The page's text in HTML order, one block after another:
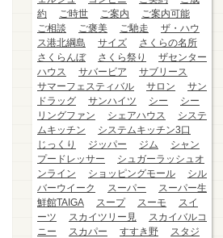
約
ご時世 ご案内
ご案内可能
ご相談
ご褒美 ご馳走
ザ・ハウ
ス港北綱島
サイズ
さくらの名所
さくらんぼ
さくら祭り
ザセンター
ハウス
サバービア
サブリース
サマーフェスティバル
サロン
サン
ドラッグ
サンハイツ シー
シー
リングファン
シェアハウス
システ
ムキッチン
システムキッチン3口
じっくり
ジッパー ジム
シャン
プードレッサー
シュガーラッシュオ
ンライン
ショッピングモール
シル
バーウイーク
スーパー
スーパー生
鮮館TAIGA
スープ スーモ
スイ
ーツ
スカイツリー見
スカイバルコ
ニー
スカパー すすき野
スタジ